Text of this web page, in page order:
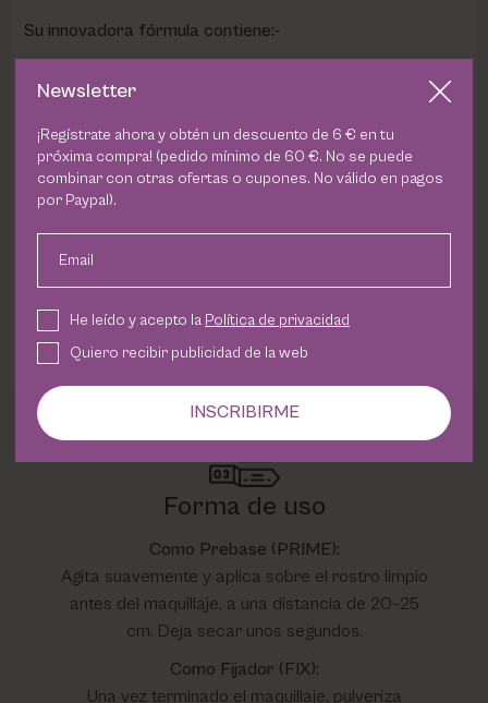
Su innovadora fórmula contiene:-
- Microperlas de agua
que se absorben rápidamente y
- Alantoína , conocida por su efecto calmante.
- Hamamelis, que ayuda a tonificar y equilibrar la piel.
La bruma fina y uniforme permite una aplicación cómoda
sin alterar el maquillaje. Ideal para todo tipo de piel y
perfecto para llevar en el bolso.
Forma de uso
Como Prebase (PRIME):
Agita suavemente y aplica sobre el rostro limpio
antes del maquillaje, a una distancia de 20–25
cm. Deja secar unos segundos.
Como Fijador (FIX):
Una vez terminado el maquillaje, pulveriza
Newsletter
¡Regístrate ahora y obtén un descuento de 6 € en tu
próxima compra! (pedido mínimo de 60 €. No se puede
combinar con otras ofertas o cupones. No válido en pagos
por Paypal).
Email
He leído y acepto la Política de privacidad
Quiero recibir publicidad de la web
INSCRIBIRME